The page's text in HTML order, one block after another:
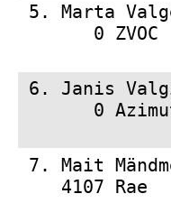
5. Marta
0 ZVOC
6. Janis
0
7. Mait
4107 Rae